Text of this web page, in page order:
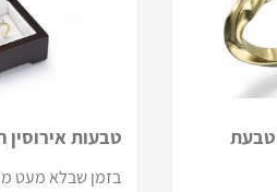
טבעת
טבעות אירוסין
בזמן שבלא מעט